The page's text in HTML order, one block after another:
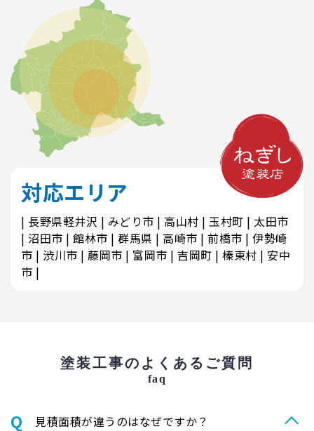
対応エリア
長野県軽井沢 みどり市 高山村 玉村町
太田市
沼田市
館林市 群馬県 高崎市 前橋市
伊勢崎
市
渋川市 藤岡市 富岡市 吉岡町 榛東村
安中
市
塗装工事のよくあるご質問
faq
⾒積⾯積が違うのはなぜですか？